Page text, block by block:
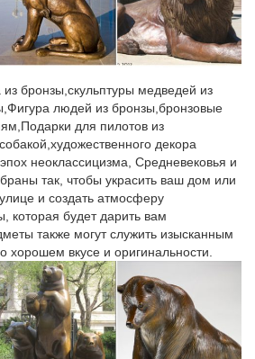
450.
каталоге подарков интернет
в интернет магазине Сувенир
и с быстрой доставкой.Высота: 90
неаполитанского мастиффа
природной грации и
фигурка…
в интернет-магазине Dommio
и керамики. СКИДКИ!Пароль
Применить.
вы участник
DOMMIO.
| Хиты продаж
бронзы,скульптуры медведей из
людей из бронзы,бронзовые
для пилотов из
декора
неоклассицизма, Средневековья и
так, чтобы украсить ваш дом или
и создать атмосферу
которая будет дарить вам
также могут служить изысканным
хорошем вкусе и оригинальности.